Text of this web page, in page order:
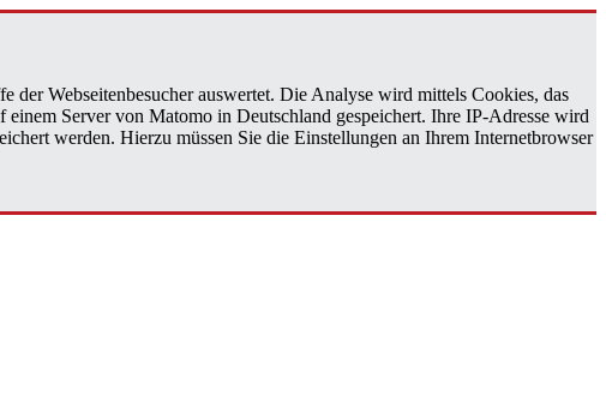
Webseitenbesucher auswertet. Die Analyse wird mittels Cookies, das
Server von Matomo in Deutschland gespeichert. Ihre IP-Adresse wird
werden. Hierzu müssen Sie die Einstellungen an Ihrem Internetbrowser